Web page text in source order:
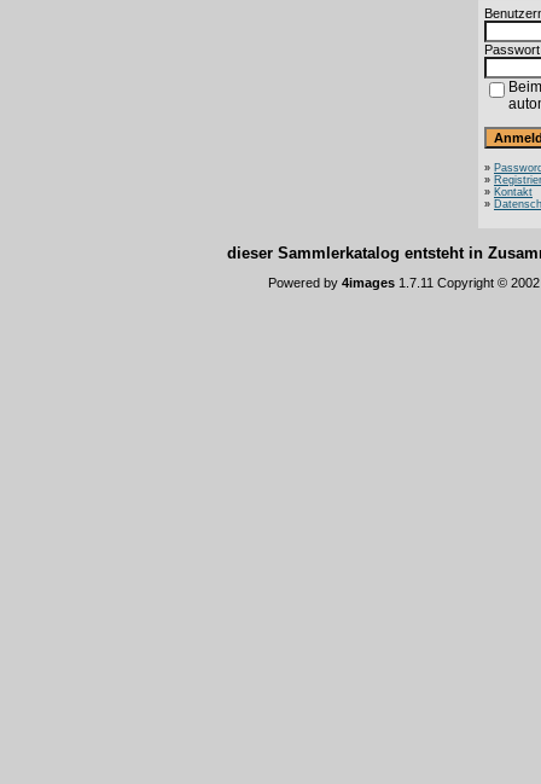
»
»
» Kontakt
»
dieser Sammlerkatalog entsteht in
Powered by 4images 1.7.11 Copyright ©